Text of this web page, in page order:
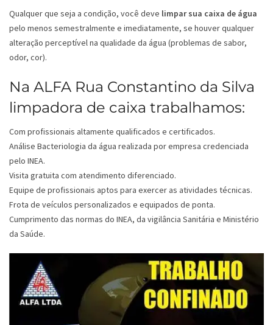
Qualquer que seja a condição, você deve limpar sua caixa de água
pelo menos semestralmente e imediatamente, se houver qualquer
alteração perceptível na qualidade da água (problemas de sabor,
odor, cor).
Na ALFA Rua Constantino da Silva
limpadora de caixa trabalhamos:
Com profissionais altamente qualificados e certificados.
Análise Bacteriologia da água realizada por empresa credenciada
pelo INEA.
Visita gratuita com atendimento diferenciado.
Equipe de profissionais aptos para exercer as atividades técnicas.
Frota de veículos personalizados e equipados de ponta.
Cumprimento das normas do INEA, da vigilância Sanitária e Ministério
da Saúde.